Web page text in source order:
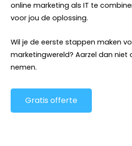
online marketing als IT te
voor jou de oplossing.
Wil je de eerste stappen maken
marketingwereld? Aarzel dan niet
nemen.
Gratis offerte